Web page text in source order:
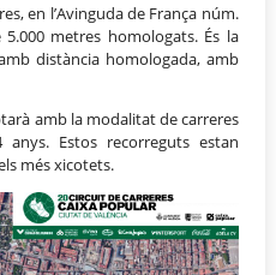
en l’Avinguda de França núm.
metres homologats. És la
distància homologada, amb
amb la modalitat de carreres
Estos recorreguts estan
més xicotets.